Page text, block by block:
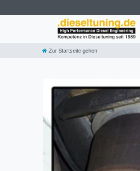
Zur Startseite gehen